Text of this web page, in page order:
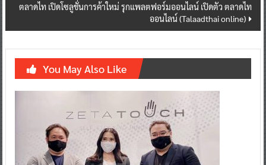
ตลาดไท เปิดโซลูชั่นการค้าใหม่ รุกแพลตฟอร์มออนไลน์ เปิดตัว ตลาดไท
ออนไลน์ (Talaadthai online)
You May Also Like